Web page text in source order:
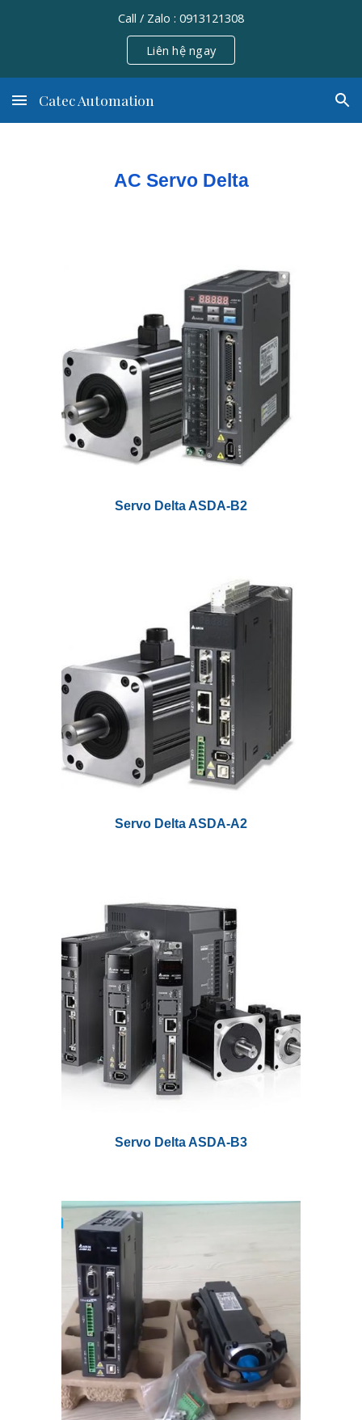
Call / Zalo : 0913121308
Liên hệ ngay
Catec Automation
AC Servo Delta
Servo Delta ASDA-B2
Servo Delta ASDA-A2
Servo Delta ASDA-B3